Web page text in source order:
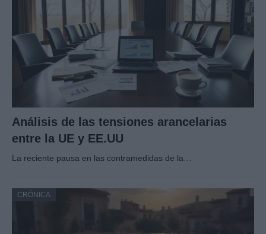
Análisis de las tensiones arancelarias
entre la UE y EE.UU
La reciente pausa en las contramedidas de la…
CRÓNICA